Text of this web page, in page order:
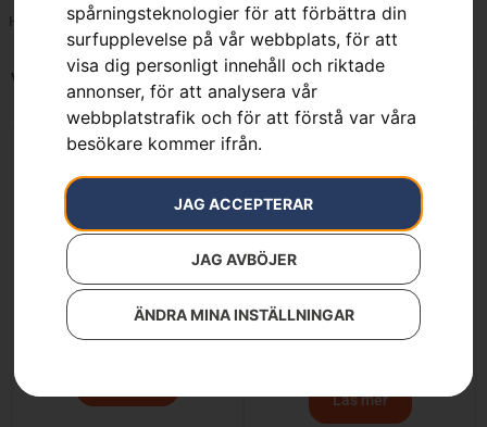
spårningsteknologier för att förbättra din
surfupplevelse på vår webbplats, för att
visa dig personligt innehåll och riktade
annonser, för att analysera vår
webbplatstrafik och för att förstå var våra
besökare kommer ifrån.
JAG ACCEPTERAR
JAG AVBÖJER
ÄNDRA MINA INSTÄLLNINGAR
Hem XS 42/44
Visar alla 7 resultat
Arbetsjacka Technical,
trim & röj
1 690kr
Husqvarna midjebyxa
Technical Extreme
Arborist
Läs mer